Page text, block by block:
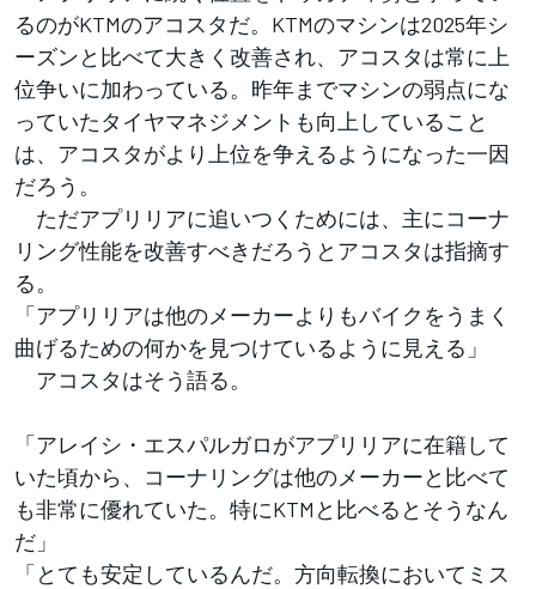
るのがKTMのアコスタだ。KTMのマシンは2025年シ
ーズンと比べて大きく改善され、アコスタは常に上
位争いに加わっている。昨年までマシンの弱点にな
っていたタイヤマネジメントも向上していること
は、アコスタがより上位を争えるようになった一因
だろう。
ただアプリリアに追いつくためには、主にコーナ
リング性能を改善すべきだろうとアコスタは指摘す
る。
「アプリリアは他のメーカーよりもバイクをうまく
曲げるための何かを見つけているように見える」
アコスタはそう語る。
「アレイシ・エスパルガロがアプリリアに在籍して
いた頃から、コーナリングは他のメーカーと比べて
も非常に優れていた。特にKTMと比べるとそうなん
だ」
「とても安定しているんだ。方向転換においてミス